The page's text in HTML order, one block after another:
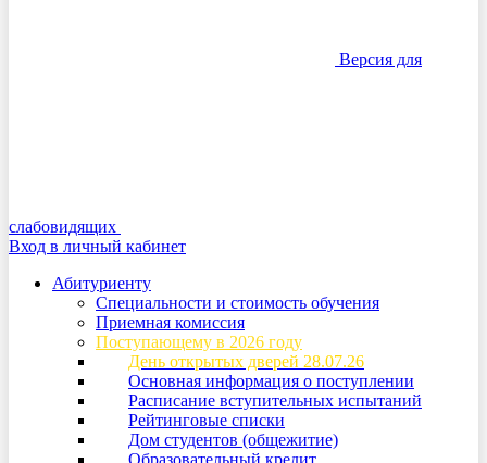
Версия для
слабовидящих
Вход в личный кабинет
Абитуриенту
Специальности и стоимость обучения
Приемная комиссия
Поступающему в 2026 году
День открытых дверей 28.07.26
Основная информация о поступлении
Расписание вступительных испытаний
Рейтинговые списки
Дом студентов (общежитие)
Образовательный кредит